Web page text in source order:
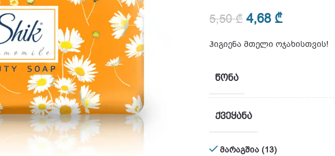
5,50₾ 4,68 ₾
ჰიგიენა მთელი ოჯახისთვის!
ᲬᲝᲜᲐ
ᲥᲕᲔᲧᲐᲜᲐ
მარაგშია (13)